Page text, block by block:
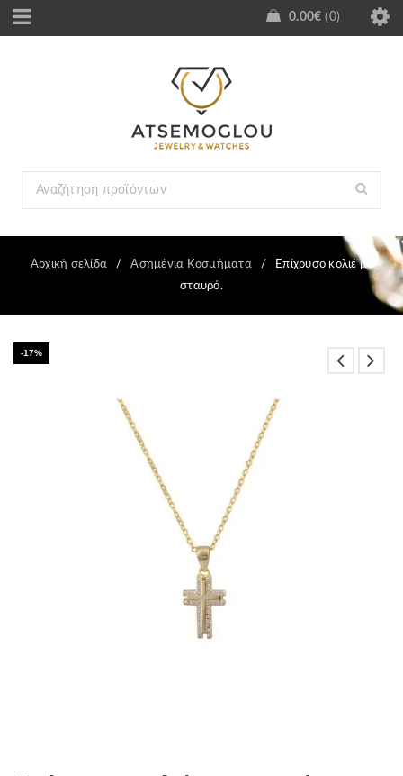
0.00€ 0
Αρχική σελίδα / Ασημένια Κοσμήματα /
Επίχρυσο κολιέ με
σταυρό.
-17%